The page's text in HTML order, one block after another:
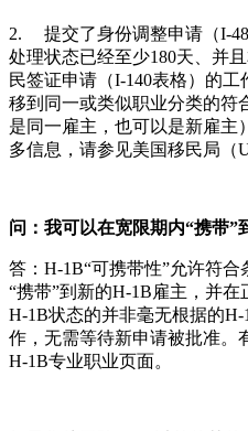
2. 提交了身份调整申请（I-
处理状态已经至少180天、并
民签证申请（I-140表格）的
移到同一或类似职业分类的符
是同一雇主，也可以是新雇主
多信息，请参见美国移民局（
问：我可以在宽限期内“携带”
答：H-1B“可携带性”允许符
“携带”到新的H-1B雇主，并
H-1B状态的并非毫无根据的
作，无需等待新申请被批准。
H-1B专业职业页面。